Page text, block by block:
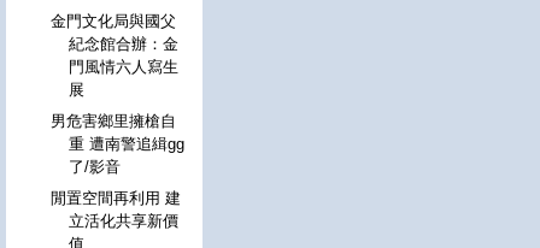
金門文化局與國父
紀念館合辦：金
門風情六人寫生
展
男危害鄉里擁槍自
重 遭南警追緝gg
了/影音
閒置空間再利用 建
立活化共享新價
值